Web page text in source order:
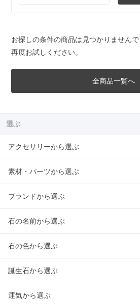
お探しの条件の商品は見つかりません
再度お試しください。
全商品一覧へ
選ぶ
アクセサリーから選ぶ
素材・パーツから選ぶ
ブランドから選ぶ
石の名前から選ぶ
石の色から選ぶ
誕生石から選ぶ
運気から選ぶ